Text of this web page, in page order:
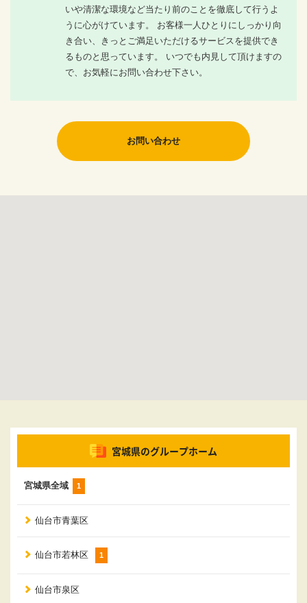
いや清潔な環境など当たり前のことを徹底して行うよ
うに心がけています。 お客様一人ひとりにしっかり向
き合い、きっとご満足いただけるサービスを提供でき
るものと思っています。 いつでも内見して頂けますの
で、お気軽にお問い合わせ下さい。
お問い合わせ
宮城県のグループホーム
宮城県全域 1
仙台市青葉区
仙台市若林区 1
仙台市泉区